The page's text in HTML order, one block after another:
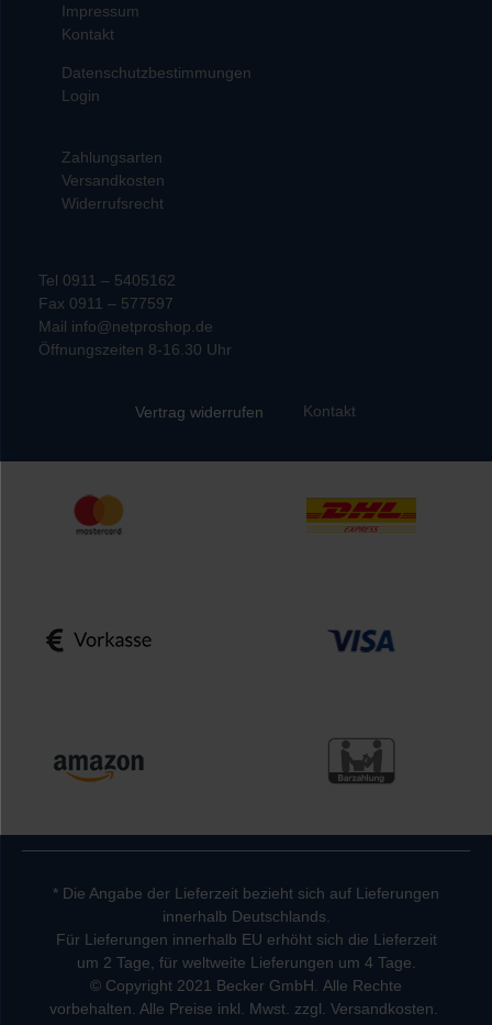
Impressum
Kontakt
Datenschutzbestimmungen
Login
Zahlungsarten
Versandkosten
Widerrufsrecht
Tel 0911 – 5405162
Fax 0911 – 577597
Mail info@netproshop.de
Öffnungszeiten 8-16.30 Uhr
Vertrag widerrufen Kontakt
* Die Angabe der Lieferzeit bezieht sich auf Lieferungen
innerhalb Deutschlands.
Für Lieferungen innerhalb EU erhöht sich die Lieferzeit
um 2 Tage, für weltweite Lieferungen um 4 Tage.
© Copyright 2021 Becker GmbH. Alle Rechte
vorbehalten. Alle Preise inkl. Mwst. zzgl. Versandkosten.